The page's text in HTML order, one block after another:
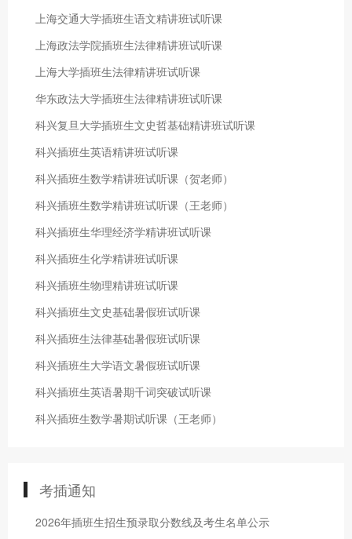
上海交通大学插班生语文精讲班试听课
上海政法学院插班生法律精讲班试听课
上海大学插班生法律精讲班试听课
华东政法大学插班生法律精讲班试听课
科兴复旦大学插班生文史哲基础精讲班试听课
科兴插班生英语精讲班试听课
科兴插班生数学精讲班试听课（贺老师）
科兴插班生数学精讲班试听课（王老师）
科兴插班生华理经济学精讲班试听课
科兴插班生化学精讲班试听课
科兴插班生物理精讲班试听课
科兴插班生文史基础暑假班试听课
科兴插班生法律基础暑假班试听课
科兴插班生大学语文暑假班试听课
科兴插班生英语暑期千词突破试听课
科兴插班生数学暑期试听课（王老师）
考插通知
2026年插班生招生预录取分数线及考生名单公示